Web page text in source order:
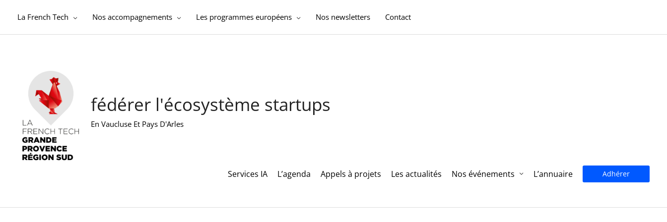
La French Tech Nos accompagnements Les programmes européens Nos newsletters Contact
fédérer l'écosystème startups
En Vaucluse Et Pays D'Arles
Services IA L’agenda Appels à projets Les actualités Nos événements L’annuaire Adhérer